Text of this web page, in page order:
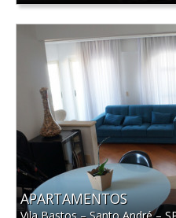
APARTAMENTOS
Vila Bastos–Santo André–